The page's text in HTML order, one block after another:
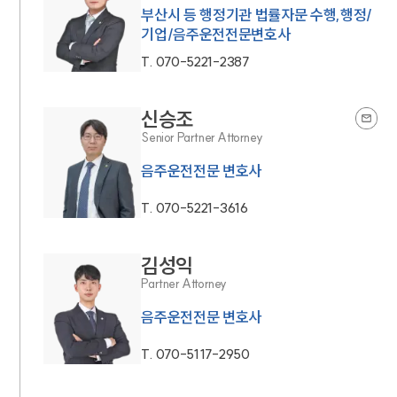
부산시 등 행정기관 법률자문 수행,행정/
기업/음주운전전문변호사
T. 070-5221-2387
신승조
Senior Partner Attorney
음주운전전문 변호사
T. 070-5221-3616
김성익
Partner Attorney
음주운전전문 변호사
T. 070-5117-2950